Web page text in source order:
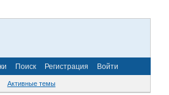
Поиск Регистрация Войти
Активные темы